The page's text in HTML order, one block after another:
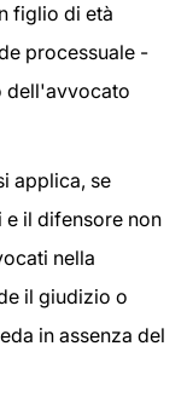
figlio di età
processuale -
dell'avvocato
applica, se
il difensore non
nella
il giudizio o
in assenza del